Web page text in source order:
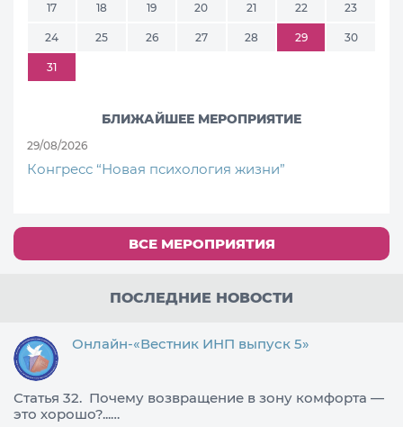
17 18 19 20 21 22 23
24 25 26 27 28 29 30
31
БЛИЖАЙШЕЕ МЕРОПРИЯТИЕ
29/08/2026
Конгресс “Новая психология жизни”
ВСЕ МЕРОПРИЯТИЯ
ПОСЛЕДНИЕ НОВОСТИ
Онлайн-«Вестник ИНП выпуск 5»
Статья 32. Почему возвращение в зону комфорта —
это хорошо?...…